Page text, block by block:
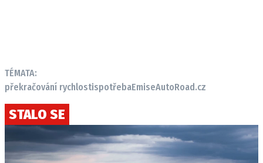
TÉMATA:
překračování rychlostispotřebaEmiseAutoRoad.cz
STALO SE